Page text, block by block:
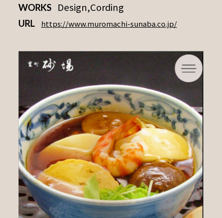
WORKS Design,Cording
URL https://www.muromachi-sunaba.co.jp/